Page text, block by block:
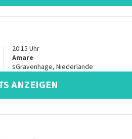
20:15 Uhr
Amare
sGravenhage, Niederlande
ANZEIGEN